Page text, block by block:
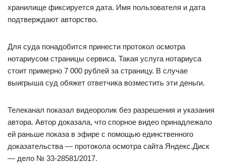
хранилище фиксируется дата. Имя пользователя и дата
подтверждают авторство.
Для суда понадобится принести протокол осмотра
нотариусом страницы сервиса. Такая услуга нотариуса
стоит примерно 7 000 рублей за страницу. В случае
выигрыша суд обяжет ответчика возместить эти деньги.
Телеканал показал видеоролик без разрешения и указания
автора. Автор доказала, что спорное видео принадлежало
ей раньше показа в эфире с помощью единственного
доказательства — протокола осмотра сайта Яндекс.Диск
— дело № 33-28581/2017.